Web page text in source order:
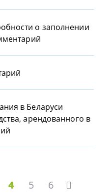
о заполнении
в Беларуси
арендованного в
4 5 6